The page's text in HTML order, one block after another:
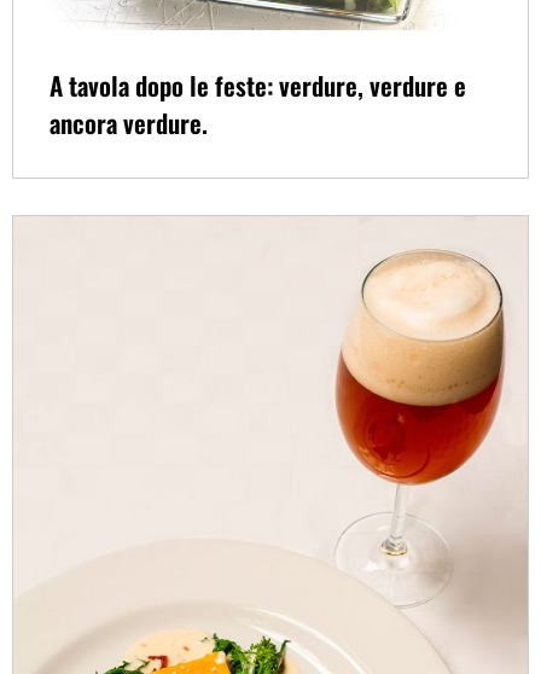
A tavola dopo le feste: verdure, verdure e
ancora verdure.